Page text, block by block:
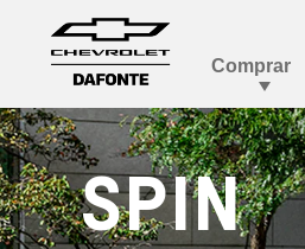
SPIN